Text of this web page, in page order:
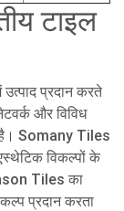
टाइल
उत्पाद प्रदान करते
और विविध
Somany Tiles
विकल्पों के
Tiles का
प्रदान करता